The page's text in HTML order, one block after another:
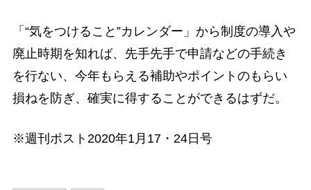
「“気をつけること”カレンダー」から制度の導入や
廃止時期を知れば、先手先手で申請などの手続き
を行ない、今年もらえる補助やポイントのもらい
損ねを防ぎ、確実に得することができるはずだ。
※週刊ポスト2020年1月17・24日号